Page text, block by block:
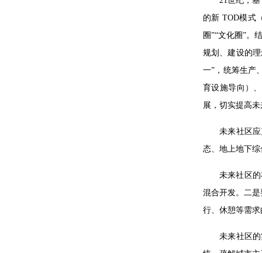
的新 TOD模式
圈”“文化圈”。
规划、建设的
一”，统筹生产
育设施导向）
展，切实提高
未来社区
态、地上地下
未来社区
混合开发。二
行、休憩等需求
未来社区